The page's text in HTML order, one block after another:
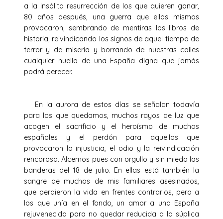
a la insólita resurrección de los que quieren ganar,
80 años después, una guerra que ellos mismos
provocaron, sembrando de mentiras los libros de
historia, reivindicando los signos de aquel tiempo de
terror y de miseria y borrando de nuestras calles
cualquier huella de una España digna que jamás
podrá perecer.
En la aurora de estos días se señalan todavía
para los que quedamos, muchos rayos de luz que
acogen el sacrificio y el heroísmo de muchos
españoles y el perdón para aquellos que
provocaron la injusticia, el odio y la reivindicación
rencorosa. Alcemos pues con orgullo y sin miedo las
banderas del 18 de julio. En ellas está también la
sangre de muchos de mis familiares asesinados,
que perdieron la vida en frentes contrarios, pero a
los que unía en el fondo, un amor a una España
rejuvenecida para no quedar reducida a la súplica